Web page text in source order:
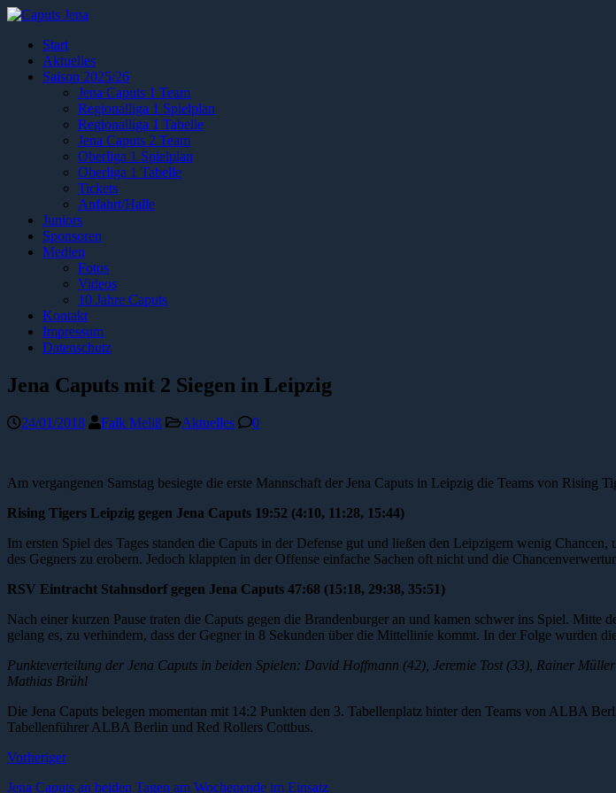
Start
Aktuelles
Saison 2025/26
Jena Caputs 1 Team
Regionalliga 1 Spielplan
Regionalliga 1 Tabelle
Jena Caputs 2 Team
Oberliga 1 Spielplan
Oberliga 1 Tabelle
Tickets
Anfahrt/Halle
Juniors
Sponsoren
Medien
Fotos
Videos
10 Jahre Caputs
Kontakt
Impressum
Datenschutz
Jena Caputs mit 2 Siegen in Leipzig
24/01/2018 Falk Meliß Aktuelles 0
Am vergangenen Samstag besiegte die erste Mannschaft der Jena Caputs in Leipzig die Teams von Rising
Rising Tigers Leipzig gegen Jena Caputs 19:52 (4:10, 11:28, 15:44)
Im ersten Spiel des Tages standen die Caputs in der Defense gut und ließen den Leipzigern wenig
des Gegners zu erobern. Jedoch klappten in der Offense einfache Sachen oft nicht und die
RSV Eintracht Stahnsdorf gegen Jena Caputs 47:68 (15:18, 29:38, 35:51)
Nach einer kurzen Pause traten die Caputs gegen die Brandenburger an und kamen schwer ins Spiel. Mitte
gelang es, zu verhindern, dass der Gegner in 8 Sekunden über die Mittellinie kommt. In der Folge wurden
Punkteverteilung der Jena Caputs in beiden Spielen: David Hoffmann (42), Jeremie Tost (33), Rainer
Mathias Brühl
Die Jena Caputs belegen momentan mit 14:2 Punkten den 3. Tabellenplatz hinter den Teams von ALBA
Tabellenführer ALBA Berlin und Red Rollers Cottbus.
Vorheriger
Jena Caputs an beiden Tagen am Wochenende im Einsatz